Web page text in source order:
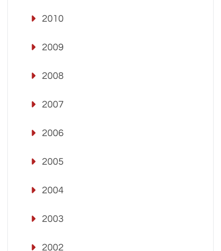
2010
2009
2008
2007
2006
2005
2004
2003
2002